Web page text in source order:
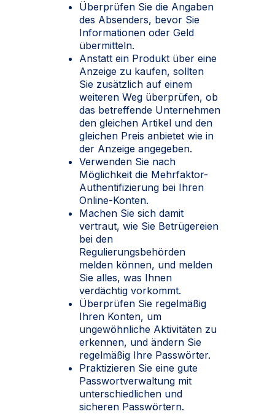
Überprüfen Sie die Angaben
des Absenders, bevor Sie
Informationen oder Geld
übermitteln.
Anstatt ein Produkt über eine
Anzeige zu kaufen, sollten
Sie zusätzlich auf einem
weiteren Weg überprüfen, ob
das betreffende Unternehmen
den gleichen Artikel und den
gleichen Preis anbietet wie in
der Anzeige angegeben.
Verwenden Sie nach
Möglichkeit die Mehrfaktor-
Authentifizierung bei Ihren
Online-Konten.
Machen Sie sich damit
vertraut, wie Sie Betrügereien
bei den
Regulierungsbehörden
melden können, und melden
Sie alles, was Ihnen
verdächtig vorkommt.
Überprüfen Sie regelmäßig
Ihren Konten, um
ungewöhnliche Aktivitäten zu
erkennen, und ändern Sie
regelmäßig Ihre Passwörter.
Praktizieren Sie eine gute
Passwortverwaltung mit
unterschiedlichen und
sicheren Passwörtern.